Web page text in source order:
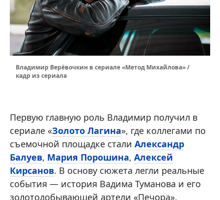
Владимир Верёвочкин в сериале «Метод Михайлова» /
кадр из сериала
Первую главную роль Владимир получил в
сериале «Золото Лагина», где коллегами по
съемочной площадке стали Александр
Балуев, Мария Порошина, Алексей
Кирсанов. В основу сюжета легли реальные
события — история Вадима Туманова и его
золотодобывающей артели «Печора».